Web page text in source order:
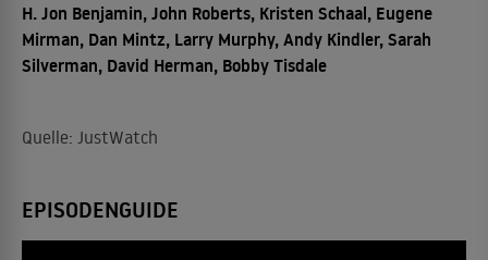
H. Jon Benjamin, John Roberts, Kristen Schaal, Eugene
Mirman, Dan Mintz, Larry Murphy, Andy Kindler, Sarah
Silverman, David Herman, Bobby Tisdale
Quelle: JustWatch
EPISODENGUIDE